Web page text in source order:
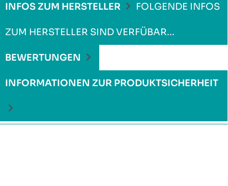
INFOS ZUM HERSTELLER FOLGENDE INFOS
ZUM HERSTELLER SIND VERFÜBAR...
BEWERTUNGEN
INFORMATIONEN ZUR PRODUKTSICHERHEIT